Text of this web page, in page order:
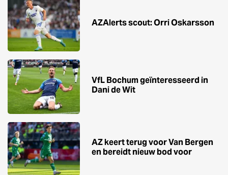
AZAlerts scout: Orri Oskarsson
VfL Bochum geïnteresseerd in
Dani de Wit
AZ keert terug voor Van Bergen
en bereidt nieuw bod voor